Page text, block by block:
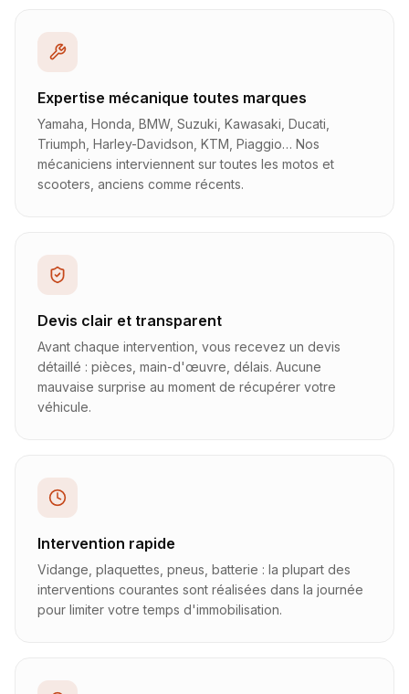
Expertise mécanique toutes marques
Yamaha, Honda, BMW, Suzuki, Kawasaki, Ducati,
Triumph, Harley-Davidson, KTM, Piaggio… Nos
mécaniciens interviennent sur toutes les motos et
scooters, anciens comme récents.
Devis clair et transparent
Avant chaque intervention, vous recevez un devis
détaillé : pièces, main-d'œuvre, délais. Aucune
mauvaise surprise au moment de récupérer votre
véhicule.
Intervention rapide
Vidange, plaquettes, pneus, batterie : la plupart des
interventions courantes sont réalisées dans la journée
pour limiter votre temps d'immobilisation.